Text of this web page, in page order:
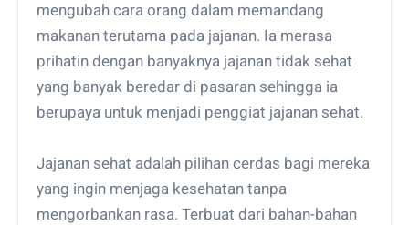
mengubah cara orang dalam memandang
makanan terutama pada jajanan. Ia merasa
prihatin dengan banyaknya jajanan tidak sehat
yang banyak beredar di pasaran sehingga ia
berupaya untuk menjadi penggiat jajanan sehat.
Jajanan sehat adalah pilihan cerdas bagi mereka
yang ingin menjaga kesehatan tanpa
mengorbankan rasa. Terbuat dari bahan-bahan